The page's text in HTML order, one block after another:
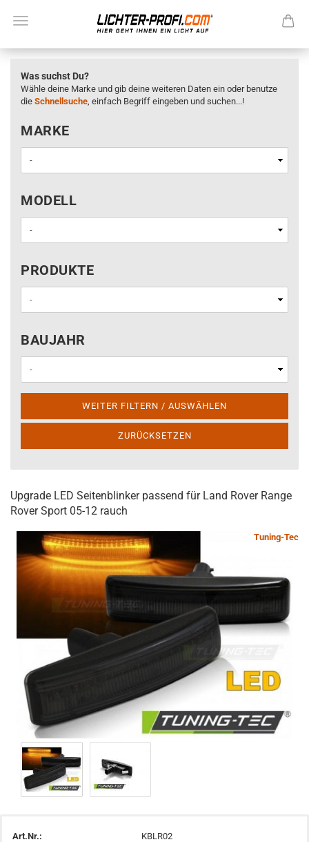
Was suchst Du?
Wähle deine Marke und gib deine weiteren Daten ein oder benutze
die Schnellsuche, einfach Begriff eingeben und suchen...!
MARKE
MARKE
MODELL
MODELL
PRODUKTE
PRODUKTE
BAUJAHR
BAUJAHR
WEITER FILTERN / AUSWÄHLEN
ZURÜCKSETZEN
Upgrade LED Seitenblinker passend für Land Rover Range
Rover Sport 05-12 rauch
Tuning-Tec
Art.Nr.:
KBLR02